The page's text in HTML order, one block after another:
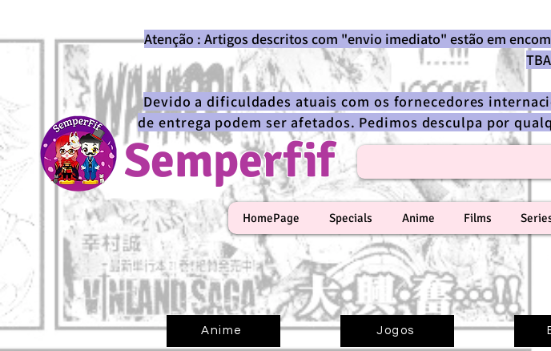
Semperfif
Atenção : Artigos descritos com "envio imediato" estão em
TBA
Devido a dificuldades atuais com os fornecedores
de entrega podem ser afetados. Pedimos desculpa por
HomePage Specials Anime Films
Anime Jogos